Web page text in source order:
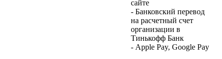
сайте
- Банковский перевод
на расчетный счет
организации в
Тинькофф Банк
- Apple Pay, Google Pay